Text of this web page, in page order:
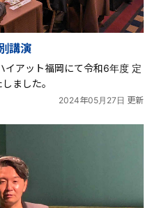
講演
アット福岡にて令和6年度 定
ました。
2024年05月27日 更新